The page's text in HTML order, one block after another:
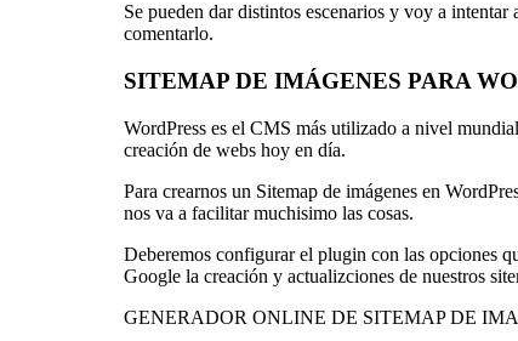
Se pueden dar distintos escenarios y voy a
comentarlo.
SITEMAP DE IMÁGENES PARA
WordPress es el CMS más utilizado a nivel
creación de webs hoy en día.
Para crearnos un Sitemap de imágenes en
nos va a facilitar muchisimo las cosas.
Deberemos configurar el plugin con las opciones
Google la creación y actualizciones de nuestros
GENERADOR ONLINE DE SITEMAP DE